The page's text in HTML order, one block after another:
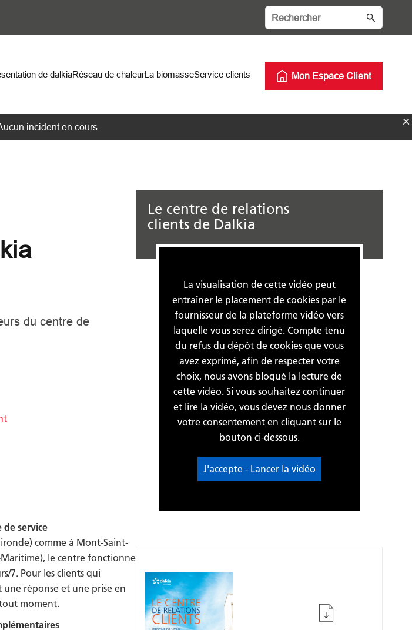
de dalkiaRéseau de chaleurLa biomasseService clients Mon Espace Client
incident en cours
du centre de
service
comme à Mont-Saint-
le centre fonctionne
7. Pour les clients qui
une réponse et une prise en
moment.
Le centre de relations
clients de Dalkia
La visualisation de cette vidéo peut
entraîner le placement de cookies par le
fournisseur de la plateforme vidéo vers
laquelle vous serez dirigé. Compte tenu
du refus du dépôt de cookies que vous
avez exprimé, afin de respecter votre
choix, nous avons bloqué la lecture de
cette vidéo. Si vous souhaitez continuer
et lire la vidéo, vous devez nous donner
votre consentement en cliquant sur le
bouton ci-dessous.
J'accepte - Lancer la vidéo